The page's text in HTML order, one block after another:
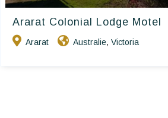
Ararat Colonial Lodge Motel
Ararat Australie, Victoria